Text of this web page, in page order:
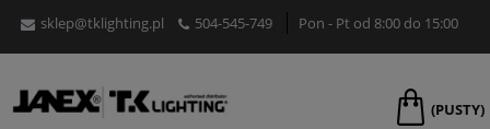
sklep@tklighting.pl 504-545-749 Pon - Pt od 8:00 do 15:00
(PUSTY)
Promocje